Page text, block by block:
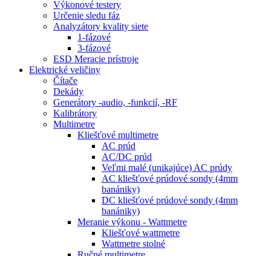
Výkonové testery
Určenie sledu fáz
Analyzátory kvality siete
1-fázové
3-fázové
ESD Meracie prístroje
Elektrické veličiny
Čítače
Dekády
Generátory -audio, -funkcií, -RF
Kalibrátory
Multimetre
Kliešťové multimetre
AC prúd
AC/DC prúd
Veľmi malé (unikajúce) AC prúdy
AC kliešťové prúdové sondy (4mm
banániky)
DC kliešťové prúdové sondy (4mm
banániky)
Meranie výkonu - Wattmetre
Kliešťové wattmetre
Wattmetre stolné